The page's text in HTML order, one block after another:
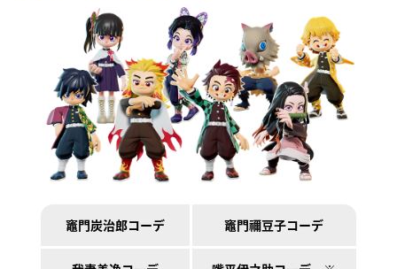
竈門炭治郎コーデ 竈門禰󠄀豆子コーデ